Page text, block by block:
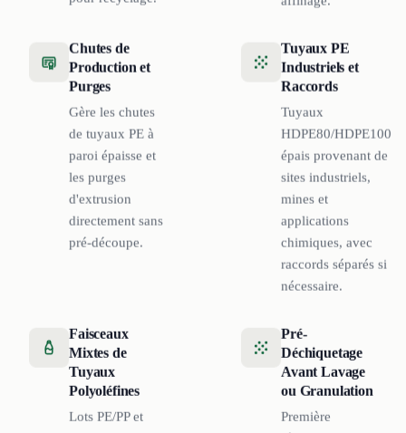
Chutes de
Production et
Purges
Gère les chutes
de tuyaux PE à
paroi épaisse et
les purges
d'extrusion
directement sans
pré-découpe.
Tuyaux PE
Industriels et
Raccords
Tuyaux
HDPE80/HDPE100
épais provenant de
sites industriels,
mines et
applications
chimiques, avec
raccords séparés si
nécessaire.
Faisceaux
Mixtes de
Tuyaux
Polyoléfines
Lots PE/PP et
Pré-
Déchiquetage
Avant Lavage
ou Granulation
Première